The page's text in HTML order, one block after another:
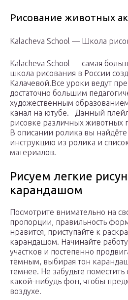
Рисование животных
Kalacheva School — Школа
Kalacheva School — самая
школа рисования в России
Калачевой.Все уроки ведут
достаточно большим
художественным
канал на ютубе.⠀Данный
рисовке различных животных
В описании ролика вы найдёте
инструкцию из ролика и
материалов.
Рисуем легкие
карандашом
Посмотрите внимательно на
пропорции, правильность
нравится, приступайте к
карандашом. Начинайте
участков и постепенно
тёмным, выбирая тон
темнее. Не забудьте поместить
какой-нибудь фон, чтобы
воздухе.